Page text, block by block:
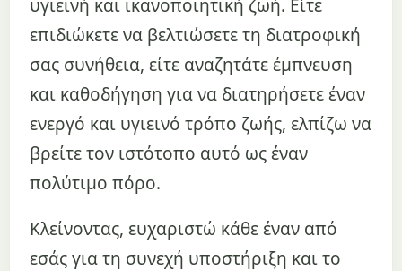
υγιεινή και ικανοποιητική ζωή. Είτε
επιδιώκετε να βελτιώσετε τη διατροφική
σας συνήθεια, είτε αναζητάτε έμπνευση
και καθοδήγηση για να διατηρήσετε έναν
ενεργό και υγιεινό τρόπο ζωής, ελπίζω να
βρείτε τον ιστότοπο αυτό ως έναν
πολύτιμο πόρο.
Κλείνοντας, ευχαριστώ κάθε έναν από
εσάς για τη συνεχή υποστήριξη και το